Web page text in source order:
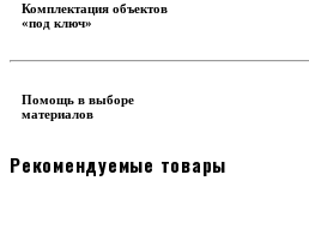
Комплектация объектов
«под ключ»
Помощь в выборе
материалов
Рекомендуемые товары